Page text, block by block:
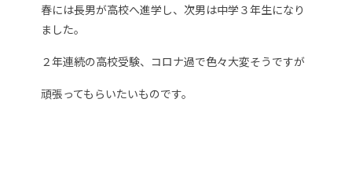
春には長男が高校へ進学し、次男は中学３年生になり
ました。
２年連続の高校受験、コロナ過で色々大変そうですが
頑張ってもらいたいものです。